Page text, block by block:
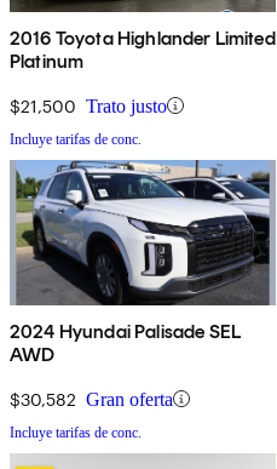
2016 Toyota Highlander Limited
Platinum
$21,500 Trato justo
Incluye tarifas de conc.
2024 Hyundai Palisade SEL
AWD
$30,582 Gran oferta
Incluye tarifas de conc.